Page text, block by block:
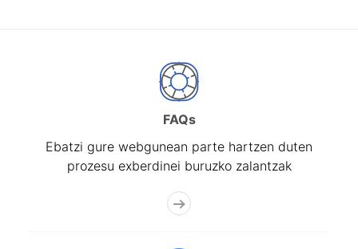
FAQs
Ebatzi gure webgunean parte hartzen duten
prozesu exberdinei buruzko zalantzak